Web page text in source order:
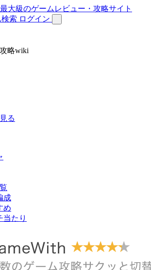
索 ログイン
略wiki
る
成
め
当たり